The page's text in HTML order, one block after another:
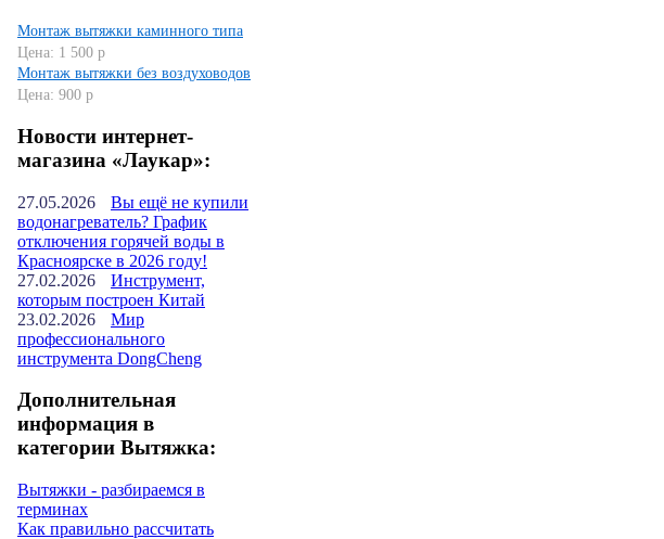
Монтаж вытяжки каминного типа
Цена: 1 500 р
Монтаж вытяжки без воздуховодов
Цена: 900 р
Новости интернет-
магазина «Лаукар»:
27.05.2026
Вы ещё не купили
водонагреватель? График
отключения горячей воды в
Красноярске в 2026 году!
27.02.2026
Инструмент,
которым построен Китай
23.02.2026
Мир
профессионального
инструмента DongCheng
Дополнительная
информация в
категории Вытяжка:
Вытяжки - разбираемся в
терминах
Как правильно рассчитать